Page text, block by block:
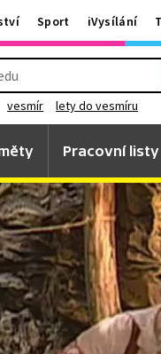
Sport iVysílání
vesmír lety do vesmíru
Pracovní listy